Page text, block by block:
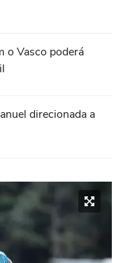
o Vasco poderá
direcionada a